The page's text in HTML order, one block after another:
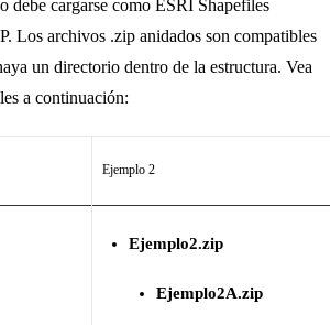
debe cargarse como ESRI Shapefiles
Los archivos .zip anidados son compatibles
un directorio dentro de la estructura. Vea
a continuación:
Ejemplo 2
Ejemplo2.zip
Ejemplo2A.zip